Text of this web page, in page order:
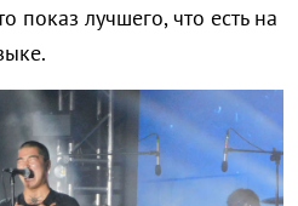
показ лучшего, что есть на